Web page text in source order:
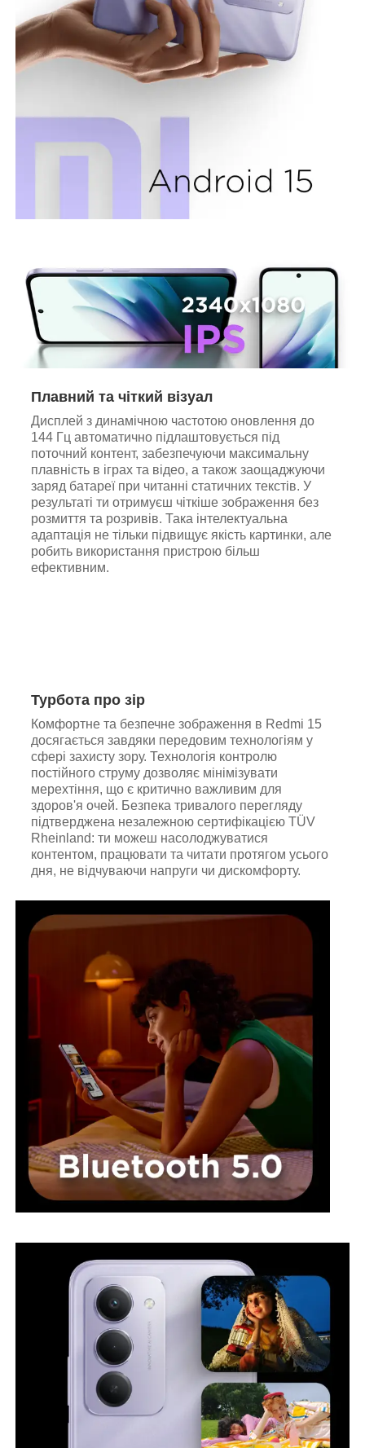
Плавний та чіткий візуал
Дисплей з динамічною частотою оновлення до
144 Гц автоматично підлаштовується під
поточний контент, забезпечуючи максимальну
плавність в іграх та відео, а також заощаджуючи
заряд батареї при читанні статичних текстів. У
результаті ти отримуєш чіткіше зображення без
розмиття та розривів. Така інтелектуальна
адаптація не тільки підвищує якість картинки, але
робить використання пристрою більш
ефективним.
Турбота про зір
Комфортне та безпечне зображення в Redmi 15
досягається завдяки передовим технологіям у
сфері захисту зору. Технологія контролю
постійного струму дозволяє мінімізувати
мерехтіння, що є критично важливим для
здоров'я очей. Безпека тривалого перегляду
підтверджена незалежною сертифікацією TÜV
Rheinland: ти можеш насолоджуватися
контентом, працювати та читати протягом усього
дня, не відчуваючи напруги чи дискомфорту.